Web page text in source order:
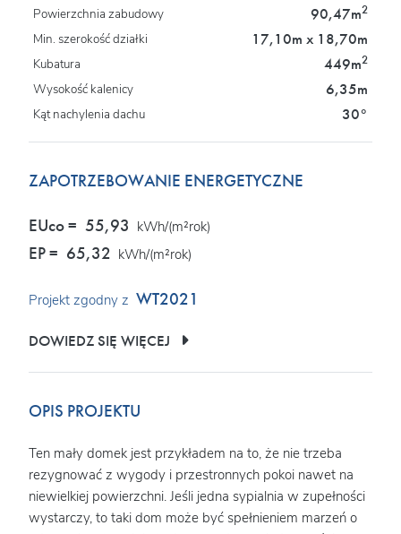
Powierzchnia zabudowy 90,47m2
Min. szerokość działki 17,10m x 18,70m
Kubatura 449m2
Wysokość kalenicy 6,35m
Kąt nachylenia dachu 30°
OPIS PROJEKTU
Ten mały domek jest przykładem na to, że nie trzeba
rezygnować z wygody i przestronnych pokoi nawet na
niewielkiej powierzchni. Jeśli jedna sypialnia w zupełności
wystarczy, to taki dom może być spełnieniem marzeń o
ZAPOTRZEBOWANIE ENERGETYCZNE
EUco = 55,93 kWh/(m²rok)
EP = 65,32 kWh/(m²rok)
Projekt zgodny z WT2021
DOWIEDZ SIĘ WIĘCEJ